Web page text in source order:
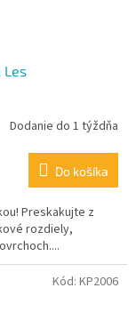
Les
Dodanie do 1 týždňa
Do košíka
Preskakujte z
rozdiely,
Kód: KP2006